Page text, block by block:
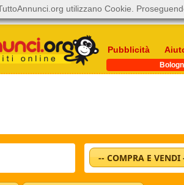
Pubblicità
-- COMPRA E VENDI
utilizzano Cookie.